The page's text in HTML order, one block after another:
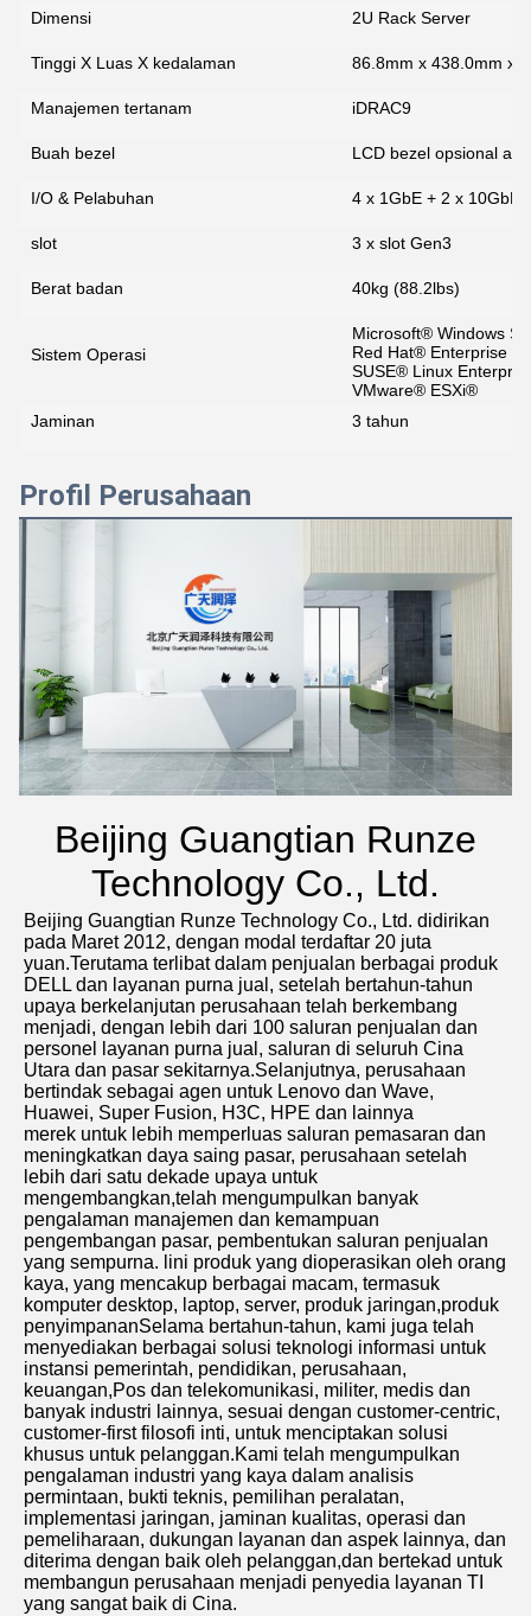
Dimensi 2U Rack Server
Tinggi X Luas X kedalaman 86.8mm x 438.0mm x
Manajemen tertanam iDRAC9
Buah bezel LCD bezel opsional
I/O & Pelabuhan 4 x 1GbE + 2 x 10GbE
slot 3 x slot Gen3
Berat badan 40kg (88.2lbs)
Sistem Operasi
Microsoft® Windows
Red Hat® Enterprise
SUSE® Linux
VMware® ESXi®
Jaminan
3 tahun
Profil Perusahaan
Beijing Guangtian Runze
Technology Co., Ltd.
Beijing Guangtian Runze Technology Co., Ltd. didirikan
pada Maret 2012, dengan modal terdaftar 20 juta
yuan.Terutama terlibat dalam penjualan berbagai produk
DELL dan layanan purna jual, setelah bertahun-tahun
upaya berkelanjutan perusahaan telah berkembang
menjadi, dengan lebih dari 100 saluran penjualan dan
personel layanan purna jual, saluran di seluruh Cina
Utara dan pasar sekitarnya.Selanjutnya, perusahaan
bertindak sebagai agen untuk Lenovo dan Wave,
Huawei, Super Fusion, H3C, HPE dan lainnya
merek untuk lebih memperluas saluran pemasaran dan
meningkatkan daya saing pasar, perusahaan setelah
lebih dari satu dekade upaya untuk
mengembangkan,telah mengumpulkan banyak
pengalaman manajemen dan kemampuan
pengembangan pasar, pembentukan saluran penjualan
yang sempurna. lini produk yang dioperasikan oleh orang
kaya, yang mencakup berbagai macam, termasuk
komputer desktop, laptop, server, produk jaringan,produk
penyimpananSelama bertahun-tahun, kami juga telah
menyediakan berbagai solusi teknologi informasi untuk
instansi pemerintah, pendidikan, perusahaan,
keuangan,Pos dan telekomunikasi, militer, medis dan
banyak industri lainnya, sesuai dengan customer-centric,
customer-first filosofi inti, untuk menciptakan solusi
khusus untuk pelanggan.Kami telah mengumpulkan
pengalaman industri yang kaya dalam analisis
permintaan, bukti teknis, pemilihan peralatan,
implementasi jaringan, jaminan kualitas, operasi dan
pemeliharaan, dukungan layanan dan aspek lainnya, dan
diterima dengan baik oleh pelanggan,dan bertekad untuk
membangun perusahaan menjadi penyedia layanan TI
yang sangat baik di Cina.